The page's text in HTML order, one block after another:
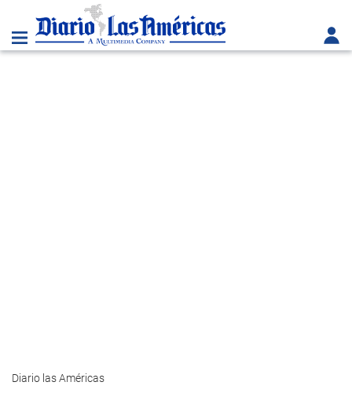
Diario las Américas